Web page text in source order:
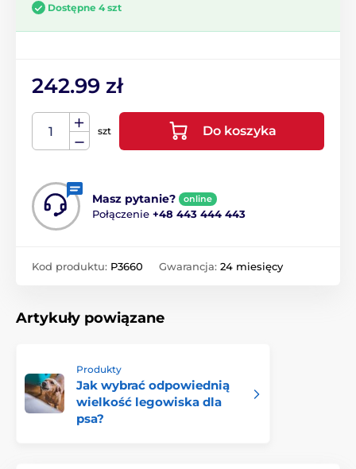
Dostępne 4 szt
242.99 zł
szt Do koszyka
Masz pytanie? online
Połączenie +48 443 444 443
Kod produktu: P3660 Gwarancja: 24 miesięcy
Artykuły powiązane
Produkty
Jak wybrać odpowiednią
wielkość legowiska dla
psa?